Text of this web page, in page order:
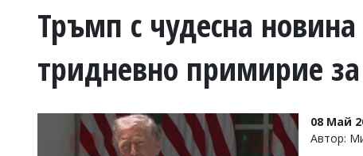
ВОЙНАТА
УКРАЙНА
Тръмп с чудесна
тридневно примирие
08 Май
Автор: